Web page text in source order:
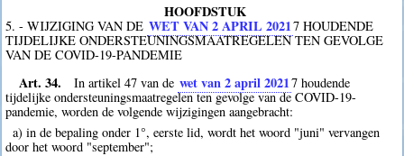
HOOFDSTUK
5. - WIJZIGING VAN DE WET VAN 2 APRIL 20217 HOUDENDE
TIJDELIJKE ONDERSTEUNINGSMAATREGELEN TEN GEVOLGE
VAN DE COVID-19-PANDEMIE
Art. 34. In artikel 47 van de wet van 2 april 20217 houdende
tijdelijke ondersteuningsmaatregelen ten gevolge van de COVID-19-
pandemie, worden de volgende wijzigingen aangebracht:
a) in de bepaling onder 1°, eerste lid, wordt het woord "juni" vervangen
door het woord "september";